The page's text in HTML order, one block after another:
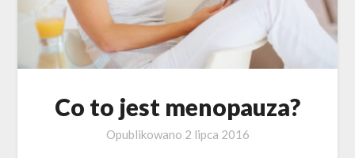
Co to jest menopauza?
Opublikowano 2 lipca 2016